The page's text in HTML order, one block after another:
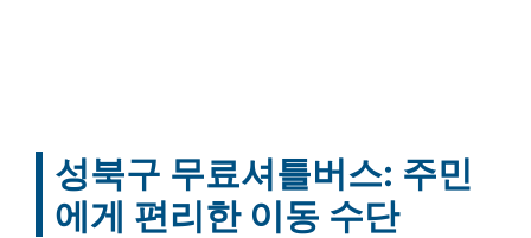
성북구 무료셔틀버스: 주민
에게 편리한 이동 수단